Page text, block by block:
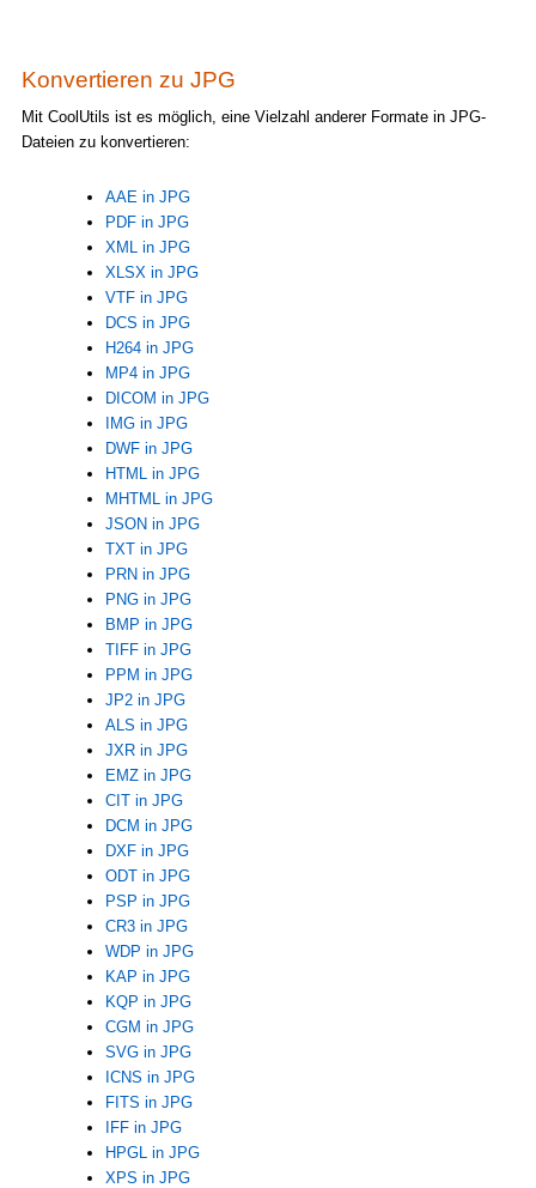
Konvertieren zu JPG
Mit CoolUtils ist es möglich, eine Vielzahl anderer Formate in JPG-
Dateien zu konvertieren:
AAE in JPG
PDF in JPG
XML in JPG
XLSX in JPG
VTF in JPG
DCS in JPG
H264 in JPG
MP4 in JPG
DICOM in JPG
IMG in JPG
DWF in JPG
HTML in JPG
MHTML in JPG
JSON in JPG
TXT in JPG
PRN in JPG
PNG in JPG
BMP in JPG
TIFF in JPG
PPM in JPG
JP2 in JPG
ALS in JPG
JXR in JPG
EMZ in JPG
CIT in JPG
DCM in JPG
DXF in JPG
ODT in JPG
PSP in JPG
CR3 in JPG
WDP in JPG
KAP in JPG
KQP in JPG
CGM in JPG
SVG in JPG
ICNS in JPG
FITS in JPG
IFF in JPG
HPGL in JPG
XPS in JPG